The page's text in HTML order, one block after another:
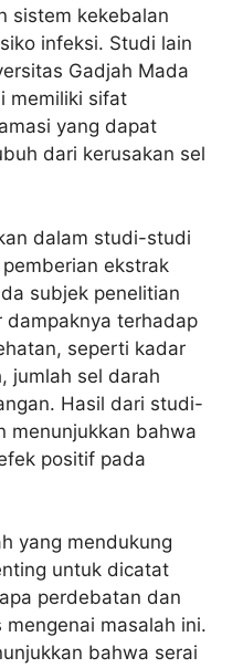
sistem kekebalan
infeksi. Studi lain
Gadjah Mada
memiliki sifat
yang dapat
dari kerusakan sel
dalam studi-studi
ekstrak
subjek penelitian
dampaknya terhadap
seperti kadar
jumlah sel darah
Hasil dari studi-
menunjukkan bahwa
positif pada
yang mendukung
untuk dicatat
perdebatan dan
masalah ini.
bahwa serai